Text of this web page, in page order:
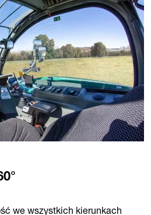
we wszystkich kierunkach